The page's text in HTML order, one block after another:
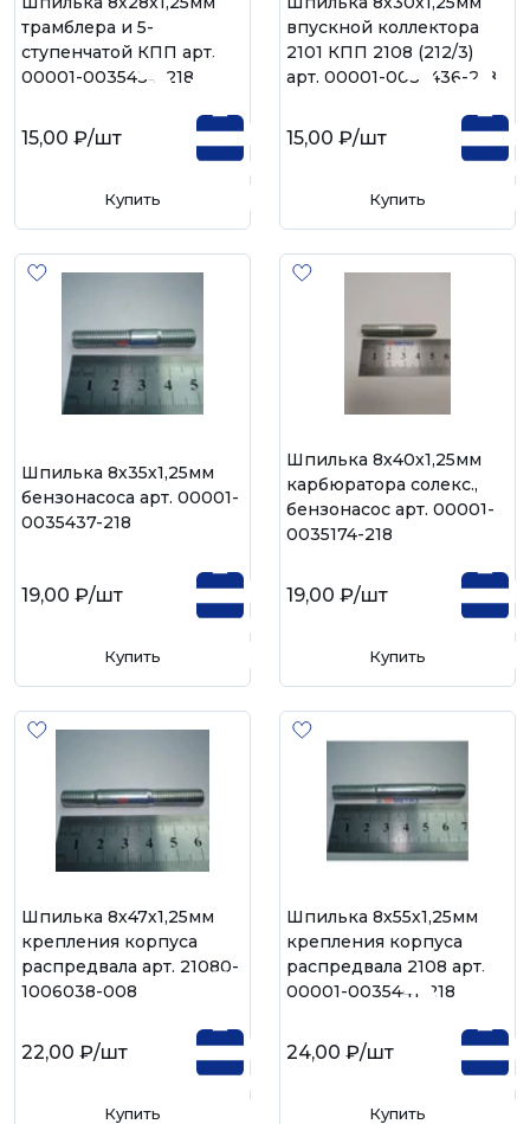
трамблера и 5-
ступенчатой КПП арт.
00001-0035434-218
15,00 ₽/шт
Купить
впускной коллектора
2101 КПП 2108 (212/3)
арт. 00001-0035436-218
15,00 ₽/шт
Купить
Шпилька 8х35х1,25мм
бензонасоса арт. 00001-
0035437-218
19,00 ₽/шт
Купить
Шпилька 8х40х1,25мм
карбюратора солекс.,
бензонасос арт. 00001-
0035174-218
19,00 ₽/шт
Купить
Шпилька 8х47х1,25мм
крепления корпуса
распредвала арт. 21080-
1006038-008
22,00 ₽/шт
Купить
Шпилька 8х55х1,25мм
крепления корпуса
распредвала 2108 арт.
00001-0035441-218
24,00 ₽/шт
Купить